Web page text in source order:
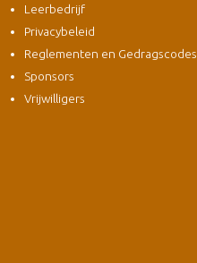
Leerbedrijf
Privacybeleid
Reglementen en Gedragscodes
Sponsors
Vrijwilligers